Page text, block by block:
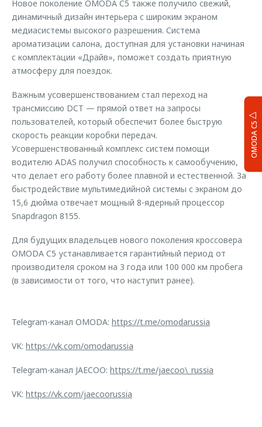
OMODA C5
Новое поколение OMODA C5 также получило свежий,
динамичный дизайн интерьера с широким экраном
медиасистемы высокого разрешения. Система
ароматизации салона, доступная для установки начиная
с комплектации «Драйв», поможет создать приятную
атмосферу для поездок.
Важным усовершенствованием стал переход на
трансмиссию DCT — прямой ответ на запросы
пользователей, который обеспечит более быструю
скорость реакции коробки передач.
Усовершенствованный комплекс систем помощи
водителю ADAS получил способность к самообучению,
что делает его работу более плавной и естественной. За
быстродействие мультимедийной системы с экраном до
15,6 дюйма отвечает мощный 8-ядерный процессор
Snapdragon 8155.
Для будущих владельцев нового поколения кроссовера
OMODA C5 устанавливается гарантийный период от
производителя сроком на 3 года или 100 000 км пробега
(в зависимости от того, что наступит ранее).
Telegram-канал OMODA: https://t.me/omodarussia
VK: https://vk.com/omodarussia
Telegram-канал JAECOO: https://t.me/jaecoo\_russia
VK: https://vk.com/jaecoorussia